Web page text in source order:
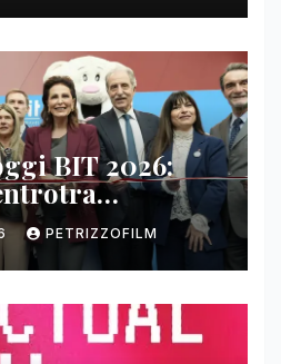
BIT 2026:
e business
PETRIZZOFILM